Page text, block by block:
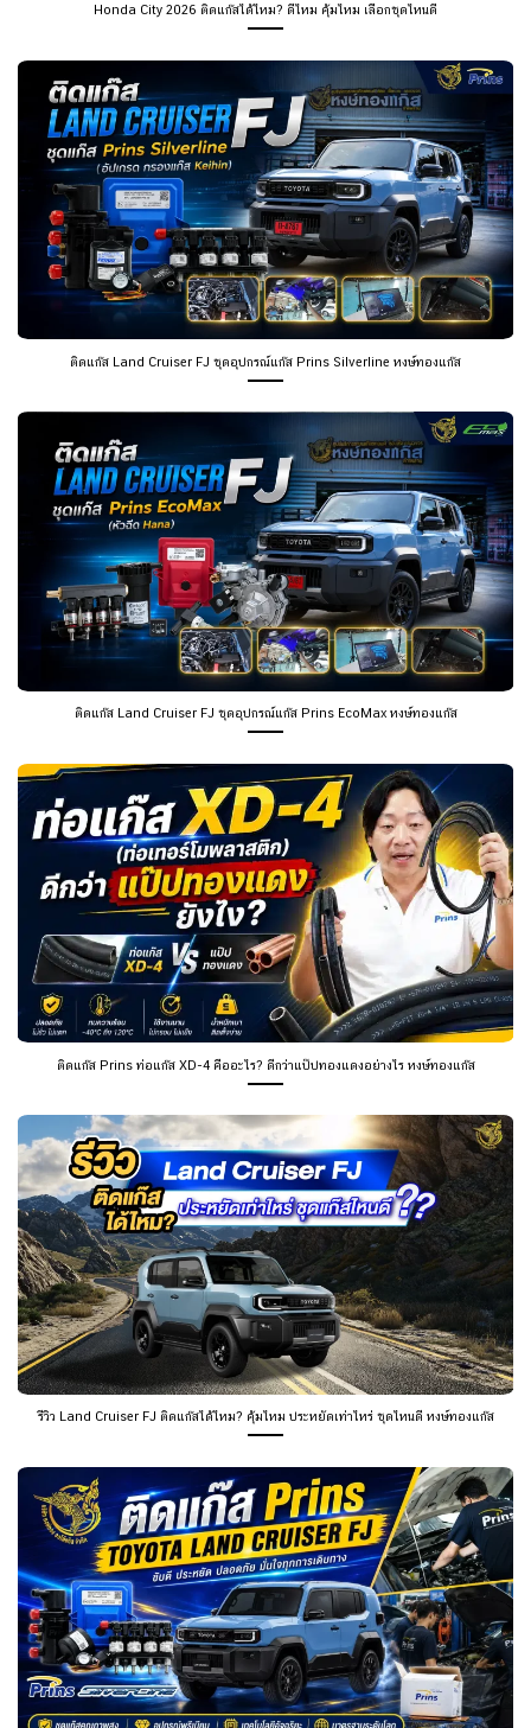
Honda City 2026 ติดแก๊สได้ไหม? ดีไหม คุ้มไหม เลือกชุดไหนดี
ติดแก๊ส Land Cruiser FJ ชุดอุปกรณ์แก๊ส Prins Silverline หงษ์ทองแก๊ส
ติดแก๊ส Land Cruiser FJ ชุดอุปกรณ์แก๊ส Prins EcoMax หงษ์ทองแก๊ส
ติดแก๊ส Prins ท่อแก๊ส XD-4 คืออะไร? ดีกว่าแป๊ปทองแดงอย่างไร หงษ์ทองแก๊ส
รีวิว Land Cruiser FJ ติดแก๊สได้ไหม? คุ้มไหม ประหยัดเท่าไหร่ ชุดไหนดี หงษ์ทองแก๊ส